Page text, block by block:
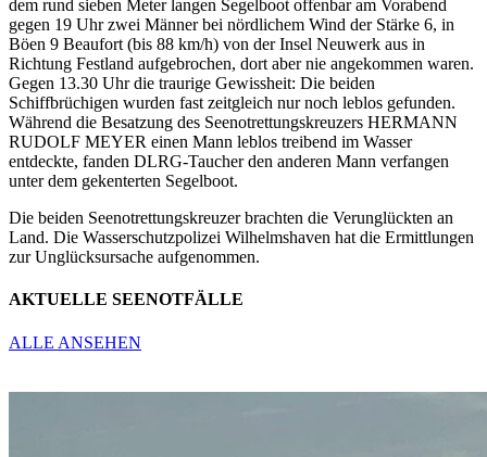
dem rund sieben Meter langen Segelboot offenbar am Vorabend
gegen 19 Uhr zwei Männer bei nördlichem Wind der Stärke 6, in
Böen 9 Beaufort (bis 88 km/h) von der Insel Neuwerk aus in
Richtung Festland aufgebrochen, dort aber nie angekommen waren.
Gegen 13.30 Uhr die traurige Gewissheit: Die beiden
Schiffbrüchigen wurden fast zeitgleich nur noch leblos gefunden.
Während die Besatzung des Seenotrettungskreuzers HERMANN
RUDOLF MEYER einen Mann leblos treibend im Wasser
entdeckte, fanden DLRG-Taucher den anderen Mann verfangen
unter dem gekenterten Segelboot.
Die beiden Seenotrettungskreuzer brachten die Verunglückten an
Land. Die Wasserschutzpolizei Wilhelmshaven hat die Ermittlungen
zur Unglücksursache aufgenommen.
AKTUELLE SEENOTFÄLLE
ALLE ANSEHEN